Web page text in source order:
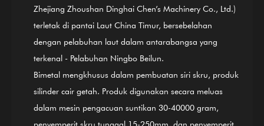
Zhejiang Zhoushan Dinghai Chen’s Machinery Co., Ltd.)
terletak di pantai Laut China Timur, bersebelahan
dengan pelabuhan laut dalam antarabangsa yang
terkenal - Pelabuhan Ningbo Beilun.
Bimetal mengkhusus dalam pembuatan siri skru, produk
silinder cair getah. Produk digunakan secara meluas
dalam mesin pengacuan suntikan 30-40000 gram,